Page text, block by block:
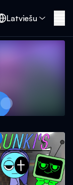
Latviešu